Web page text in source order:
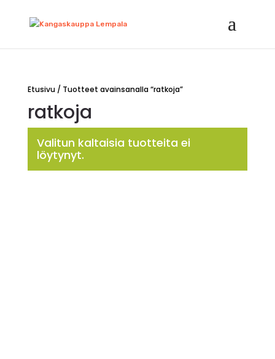
Etusivu/ Tuotteet avainsanalla “ratkoja”
ratkoja
Valitun kaltaisia tuotteita ei
löytynyt.